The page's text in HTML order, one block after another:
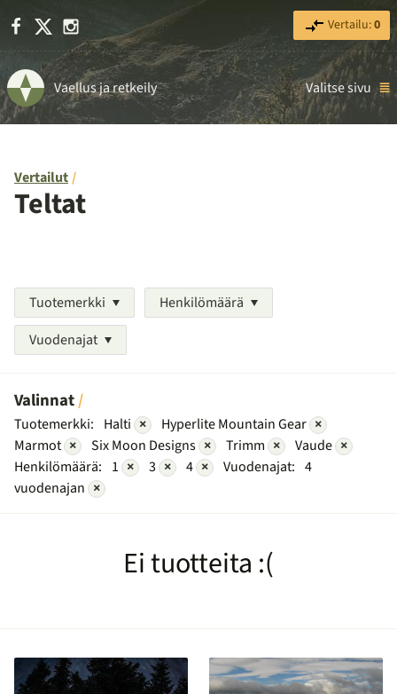
Facebook Instagram Vertailu:0
Vaellus ja retkeily Valitse sivu
Vertailut
Teltat
Tuotemerkki
Henkilömäärä
Vuodenajat
Valinnat
Tuotemerkki: Halti × Hyperlite Mountain Gear ×
Marmot × Six Moon Designs × Trimm × Vaude ×
Henkilömäärä: 1 × 3 × 4 × Vuodenajat: 4
vuodenajan ×
Ei tuotteita :(